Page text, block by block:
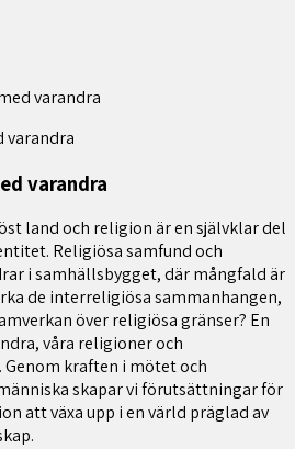
varandra
varandra
land och religion är en självklar del
Religiösa samfund och
i samhällsbygget, där mångfald är
de interreligiösa sammanhangen,
över religiösa gränser? En
våra religioner och
kraften i mötet och
skapar vi förutsättningar för
att växa upp i en värld präglad av